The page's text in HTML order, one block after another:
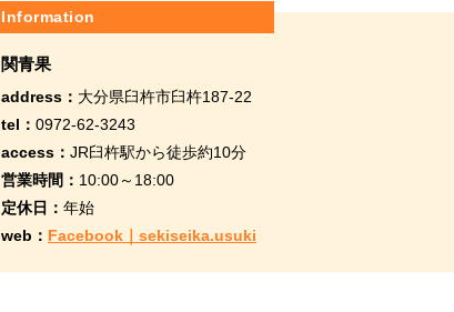
Information
関青果
address： 大分県臼杵市臼杵187-22
tel： 0972-62-3243
access： JR臼杵駅から徒歩約10分
営業時間： 10:00～18:00
定休日： 年始
web： Facebook｜sekiseika.usuki